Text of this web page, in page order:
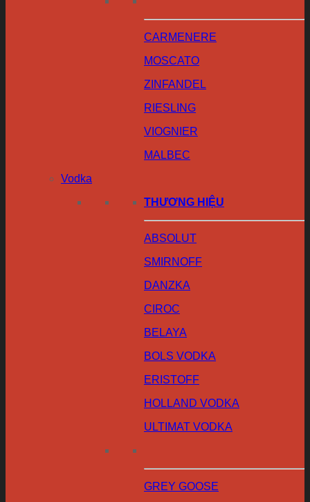
CARMENERE
MOSCATO
ZINFANDEL
RIESLING
VIOGNIER
MALBEC
Vodka
THƯƠNG HIỆU
ABSOLUT
SMIRNOFF
DANZKA
CIROC
BELAYA
BOLS VODKA
ERISTOFF
HOLLAND VODKA
ULTIMAT VODKA
GREY GOOSE